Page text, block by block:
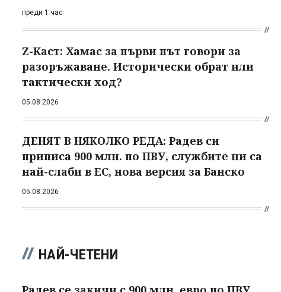
преди 1 час
Z-Каст: Хамас за първи път говори за
разоръжаване. Исторически обрат или
тактически ход?
05.08.2026
ДЕНЯТ В НЯКОЛКО РЕДА: Радев си
приписа 900 млн. по ПВУ, службите ни са
най-слаби в ЕС, нова версия за Банско
05.08.2026
НАЙ-ЧЕТЕНИ